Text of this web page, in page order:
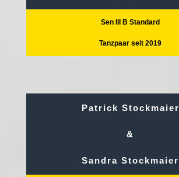
Sen III B Standard
Tanzpaar seit 2019
Patrick Stockmaier
&
Sandra Stockmaier